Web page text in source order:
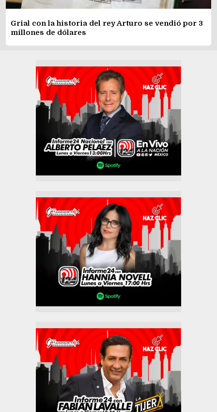
Grial con la historia del rey Arturo se vendió por 3
millones de dólares